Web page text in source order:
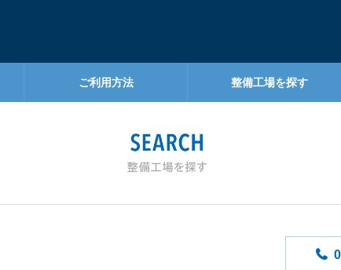
ご利用方法 整備工場を探す